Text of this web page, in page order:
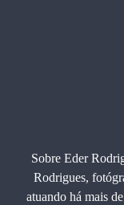
Sobre Eder
Rodrigues,
atuando há mais